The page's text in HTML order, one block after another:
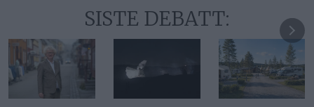
SISTE DEBATT: